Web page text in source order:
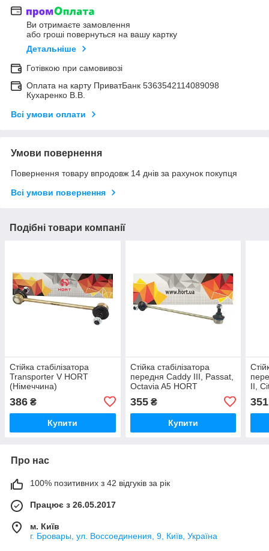
Ви отримаєте замовлення
або гроші повернуться на вашу картку
Детальніше
Готівкою при самовивозі
Оплата на карту ПриватБанк 5363542114089098
Кухаренко В.В.
Всі умови оплати
Умови повернення
Повернення товару впродовж 14 днів за рахунок покупця
Всі умови повернення
Подібні товари компанії
Стійка стабілізатора
Transporter V HORT
(Німеччина)
386 ₴
Купити
Стійка стабілізатора
передня Caddy III, Passat,
Octavia A5 HORT
355₴
Купити
II,
351
Про нас
100% позитивних з 42 відгуків за рік
Працює з 26.05.2017
м. Київ
г. Бровары, ул. Воссоединения, 9, Київ, Україна